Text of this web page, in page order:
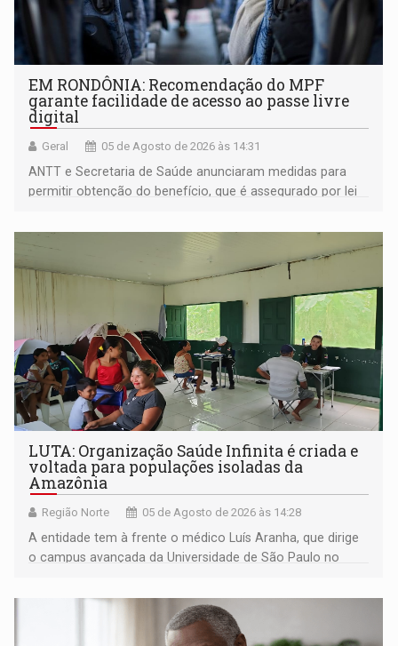
EM RONDÔNIA: Recomendação do MPF
garante facilidade de acesso ao passe livre
digital
Geral 05 de Agosto de 2026 às 14:31
ANTT e Secretaria de Saúde anunciaram medidas para
permitir obtenção do benefício, que é assegurado por lei
LUTA: Organização Saúde Infinita é criada e
voltada para populações isoladas da
Amazônia
Região Norte 05 de Agosto de 2026 às 14:28
A entidade tem à frente o médico Luís Aranha, que dirige
o campus avançada da Universidade de São Paulo no